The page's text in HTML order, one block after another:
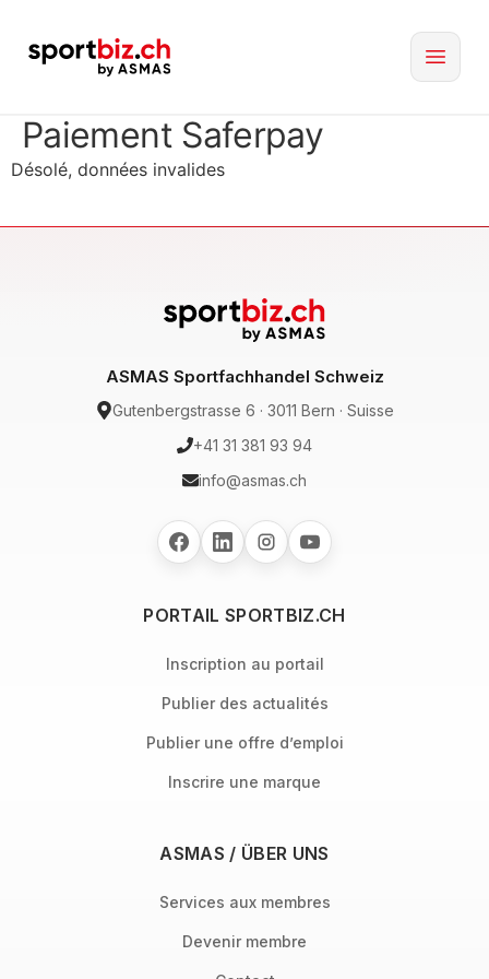
Paiement Saferpay
Désolé, données invalides
ASMAS Sportfachhandel Schweiz
Gutenbergstrasse 6 · 3011 Bern · Suisse
+41 31 381 93 94
info@asmas.ch
PORTAIL SPORTBIZ.CH
Inscription au portail
Publier des actualités
Publier une offre d’emploi
Inscrire une marque
ASMAS / ÜBER UNS
Services aux membres
Devenir membre